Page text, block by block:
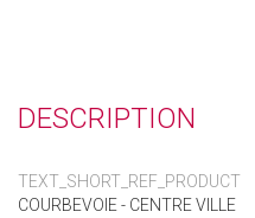
DESCRIPTION
TEXT_SHORT_REF_PRODUCT
COURBEVOIE - CENTRE VILLE